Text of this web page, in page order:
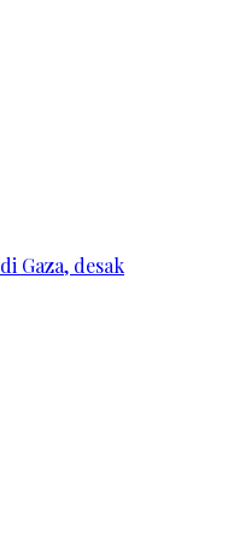
Gaza, desak